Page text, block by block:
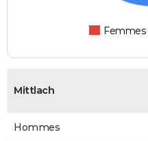
Femmes
Mittlach
Hommes